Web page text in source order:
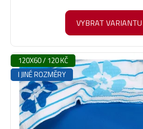
VYBRAT VARIANTU
120X60 / 120 KČ
I JINÉ ROZMĚRY